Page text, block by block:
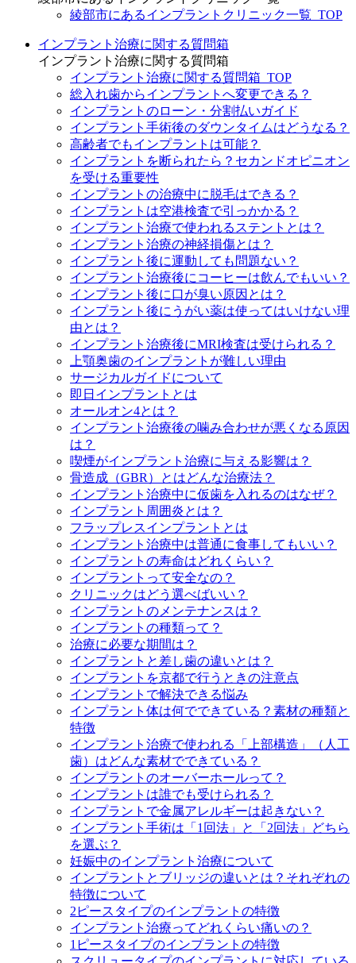
綾部市にあるインプラントクリニック一覧_TOP
インプラント治療に関する質問箱
インプラント治療に関する質問箱
インプラント治療に関する質問箱_TOP
総入れ歯からインプラントへ変更できる？
インプラントのローン・分割払いガイド
インプラント手術後のダウンタイムはどうなる？
高齢者でもインプラントは可能？
インプラントを断られたら？セカンドオピニオン
を受ける重要性
インプラントの治療中に脱毛はできる？
インプラントは空港検査で引っかかる？
インプラント治療で使われるステントとは？
インプラント治療の神経損傷とは？
インプラント後に運動しても問題ない？
インプラント治療後にコーヒーは飲んでもいい？
インプラント後に口が臭い原因とは？
インプラント後にうがい薬は使ってはいけない理
由とは？
インプラント治療後にMRI検査は受けられる？
上顎奥歯のインプラントが難しい理由
サージカルガイドについて
即日インプラントとは
オールオン4とは？
インプラント治療後の噛み合わせが悪くなる原因
は？
喫煙がインプラント治療に与える影響は？
骨造成（GBR）とはどんな治療法？
インプラント治療中に仮歯を入れるのはなぜ？
インプラント周囲炎とは？
フラップレスインプラントとは
インプラント治療中は普通に食事してもいい？
インプラントの寿命はどれくらい？
インプラントって安全なの？
クリニックはどう選べばいい？
インプラントのメンテナンスは？
インプラントの種類って？
治療に必要な期間は？
インプラントと差し歯の違いとは？
インプラントを京都で行うときの注意点
インプラントで解決できる悩み
インプラント体は何でできている？素材の種類と
特徴
インプラント治療で使われる「上部構造」（人工
歯）はどんな素材でできている？
インプラントのオーバーホールって？
インプラントは誰でも受けられる？
インプラントで金属アレルギーは起きない？
インプラント手術は「1回法」と「2回法」どちら
を選ぶ？
妊娠中のインプラント治療について
インプラントとブリッジの違いとは？それぞれの
特徴について
2ピースタイプのインプラントの特徴
インプラント治療ってどれくらい痛いの？
1ピースタイプのインプラントの特徴